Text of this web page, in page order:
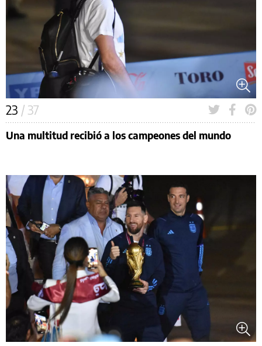
23 / 37
Una multitud recibió a los campeones del mundo